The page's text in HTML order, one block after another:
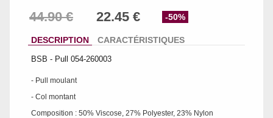
-50%
DESCRIPTION CARACTÉRISTIQUES
BSB - Pull 054-260003
- Pull moulant
- Col montant
Composition : 50% Viscose, 27% Polyester, 23% Nylon